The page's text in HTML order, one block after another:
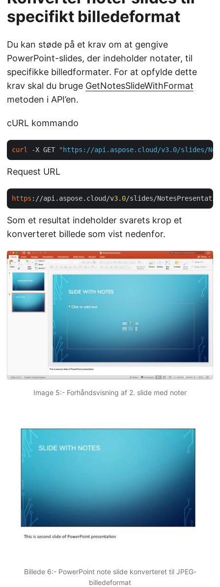
specifikt billedeformat
Du kan støde på et krav om at gengive
PowerPoint-slides, der indeholder notater, til
specifikke billedformater. For at opfylde dette
krav skal du bruge GetNotesSlideWithFormat
metoden i API’en.
cURL kommando
curl -X GET "https://api.aspose.cloud/v3.0/slides/
Request URL
https ://api.aspose.cloud/v3. 0/slides/
Som et resultat indeholder svarets krop et
konverteret billede som vist nedenfor.
Image 5:- Forhåndsvisning af 2. slide med noter
Billede 6:- PowerPoint note slide konverteret til JPEG-
billedeformat